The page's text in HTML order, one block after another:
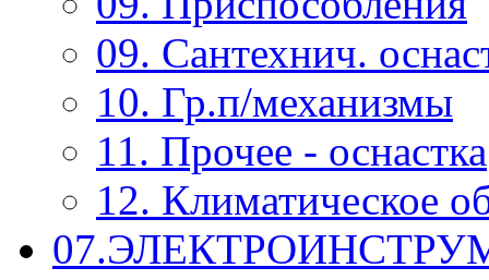
09. Сантехнич.
10. Гр.п/механизмы
11. Прочее - оснастка
12. Климатическое